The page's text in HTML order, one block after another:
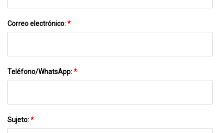
Correo electrónico:*
Teléfono/WhatsApp:*
Sujeto:*